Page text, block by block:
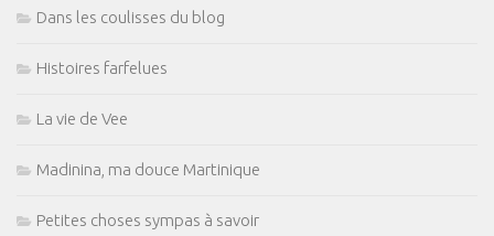
Dans les coulisses du blog
Histoires farfelues
La vie de Vee
Madinina, ma douce Martinique
Petites choses sympas à savoir